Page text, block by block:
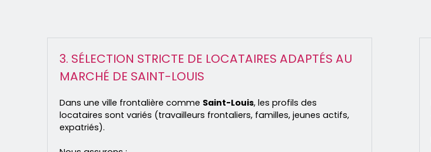
3. SÉLECTION STRICTE DE LOCATAIRES ADAPTÉS AU
MARCHÉ DE SAINT-LOUIS
Dans une ville frontalière comme Saint-Louis, les profils des
locataires sont variés (travailleurs frontaliers, familles, jeunes actifs,
expatriés).